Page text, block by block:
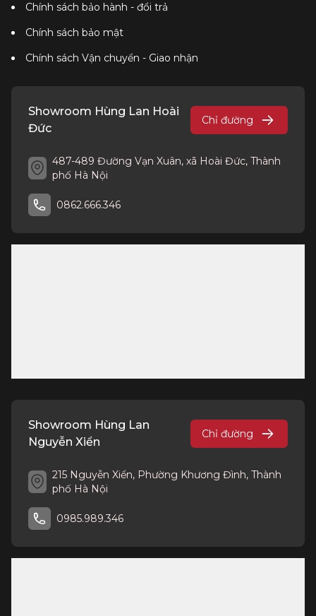
Chính sách bảo hành - đổi trả
Chính sách bảo mật
Chính sách Vận chuyển - Giao nhận
Showroom Hùng Lan Hoài
Đức
Chỉ đường
487-489 Đường Vạn Xuân, xã Hoài Đức, Thành
phố Hà Nội
0862.666.346
Showroom Hùng Lan
Nguyễn Xiển
Chỉ đường
215 Nguyễn Xiển, Phường Khương Đình, Thành
phố Hà Nội
0985.989.346